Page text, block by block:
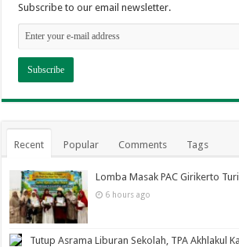
Subscribe to our email newsletter.
Recent Popular Comments Tags
Lomba Masak PAC Girikerto
6 hours ago
Tutup Asrama Liburan Sekolah, TPA Akhlakul